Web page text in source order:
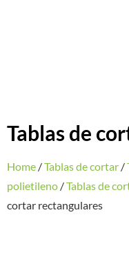
Tablas de
Home /Tablas de cortar /
polietileno /Tablas de
cortar rectangulares